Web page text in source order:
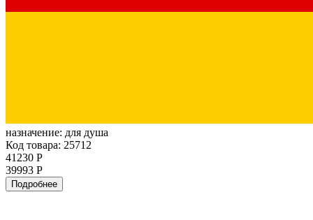
назначение: для душа
Код товара: 25712
41230 Р
39993 Р
Подробнее